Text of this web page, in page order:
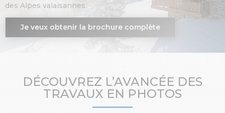
des Alpes valaisannes.
Je veux obtenir la brochure complète
DÉCOUVREZ L’AVANCÉE DES
TRAVAUX EN PHOTOS